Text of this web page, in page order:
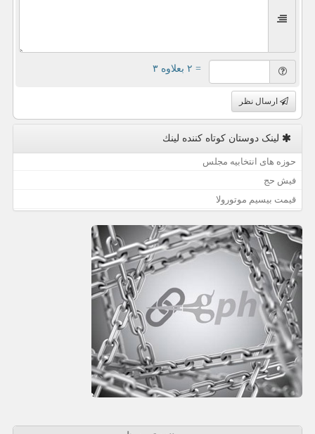
= ۲ بعلاوه ۳
ارسال نظر
لینک دوستان كوتاه كننده لینك
حوزه های انتخابیه مجلس
فیش حج
قیمت بیسیم موتورولا